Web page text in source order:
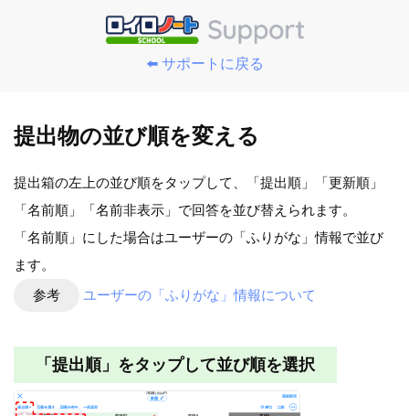
⬅️ サポートに戻る
提出物の並び順を変える
提出箱の左上の並び順をタップして、「提出順」「更新順」
「名前順」「名前非表示」で回答を並び替えられます。
「名前順」にした場合はユーザーの「ふりがな」情報で並び
ます。
参考
ユーザーの「ふりがな」情報について
「提出順」をタップして並び順を選択